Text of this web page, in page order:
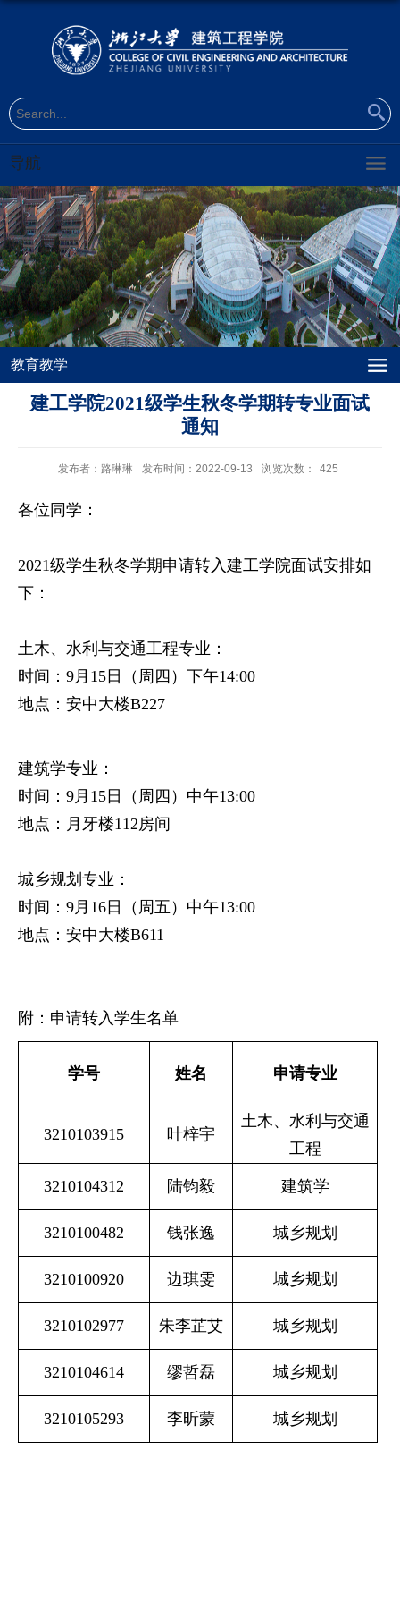
导航
教育教学
建工学院2021级学生秋冬学期转专业面试
通知
发布者：路琳琳 发布时间：2022-09-13 浏览次数： 425
各位同学：
2021级学生秋冬学期申请转入建工学院面试安排如
下：
土木、水利与交通工程专业：
时间： 9月15 日（周四）下午14:00
地点：安中大楼B227
建筑学专业：
时间： 9月 15 日（周四）中午13:00
地点：月牙楼112房间
城乡规划专业：
时间：9月16日（周五）中午13:00
地点：安中大楼B611
附：申请转入学生名单
学号 姓名 申请专业
3210103915 叶梓宇
土木、水利与交通
工程
3210104312 陆钧毅 建筑学
3210100482 钱张逸 城乡规划
3210100920 边琪雯 城乡规划
3210102977 朱李芷艾 城乡规划
3210104614 缪哲磊 城乡规划
3210105293 李昕蒙 城乡规划